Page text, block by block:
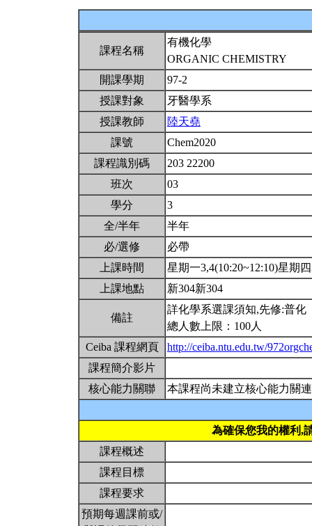
課程名稱
有機化學
ORGANIC CHEMISTRY
開課學期
97-2
授課對象
牙醫學系
授課教師
陸天堯
課號
Chem2020
課程識別碼
203 22200
班次
03
學分
3
全/半年
半年
必/選修
必帶
上課時間
星期一3,4(10:20~12:10)星期
上課地點
新304新304
備註
詳化學系選課須知,先修:普化
總人數上限：100人
Ceiba 課程網頁
http://ceiba.ntu.edu.tw/
課程簡介影片
核心能力關聯
本課程尚未建立核心能力關連
為確保您我的權利,
課程概述
課程目標
課程要求
預期每週課前或/